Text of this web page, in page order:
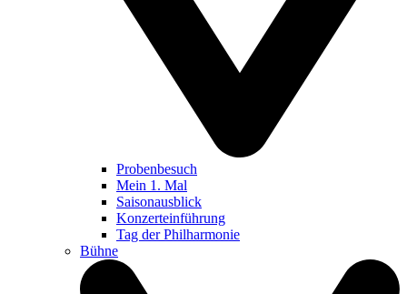
Probenbesuch
Mein 1. Mal
Saisonausblick
Konzerteinführung
Tag der Philharmonie
Bühne